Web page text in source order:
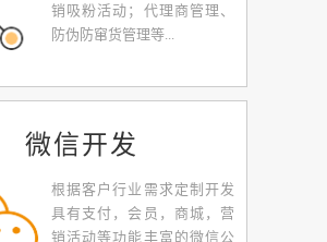
销吸粉活动；代理商管理、
防伪防窜货管理等...
微信开发
根据客户行业需求定制开发
具有支付，会员，商城，营
销活动等功能丰富的微信公